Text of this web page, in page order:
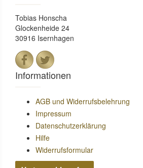
Tobias Honscha
Glockenheide 24
30916 Isernhagen
Informationen
AGB und Widerrufsbelehrung
Impressum
Datenschutzerklärung
Hilfe
Widerrufsformular